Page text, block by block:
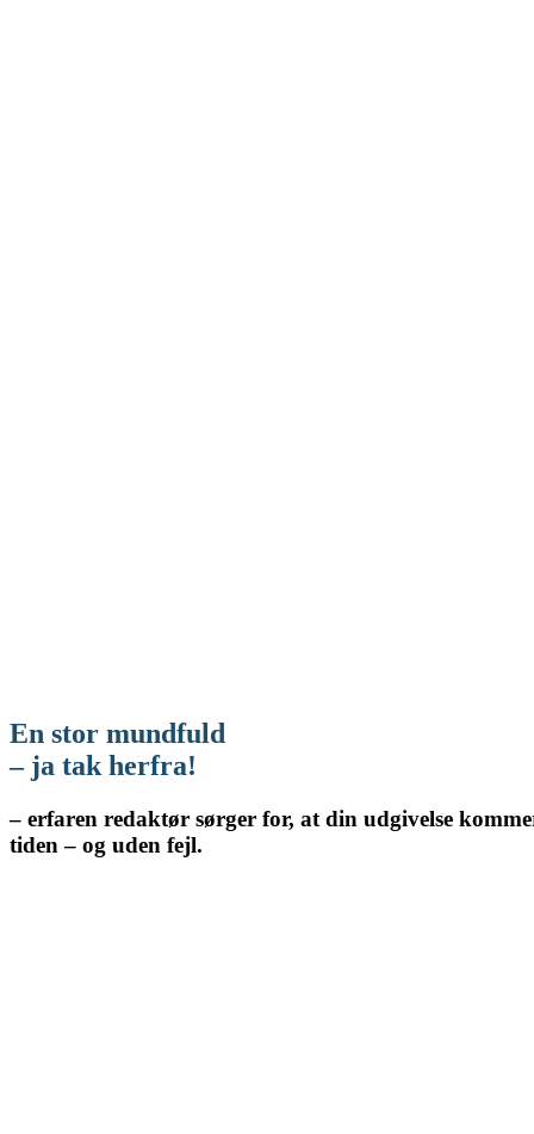
En stor mundfuld
– ja tak herfra!
– erfaren redaktør sørger for, at din udgivelse
tiden – og uden fejl.